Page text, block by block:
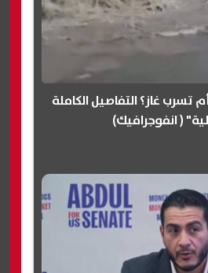
تسرب غاز؟ التفاصيل الكاملة
( انفوجرافيك)